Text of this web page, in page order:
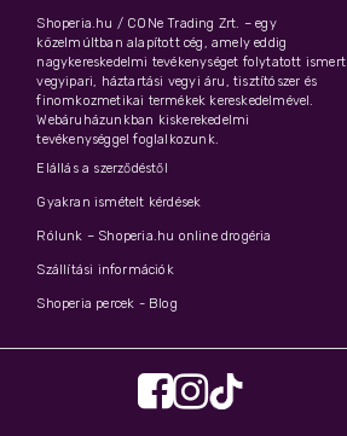
Shoperia.hu / CONe Trading Zrt. – egy
közelmúltban alapított cég, amely eddig
nagykereskedelmi tevékenységet folytatott ismert
vegyipari, háztartási vegyi áru, tisztítószer és
finomkozmetikai termékek kereskedelmével.
Webáruházunkban kiskerekedelmi
tevékenységgel foglalkozunk.
Elállás a szerződéstől
Gyakran ismételt kérdések
Rólunk – Shoperia.hu online drogéria
Szállítási információk
Shoperia percek - Blog